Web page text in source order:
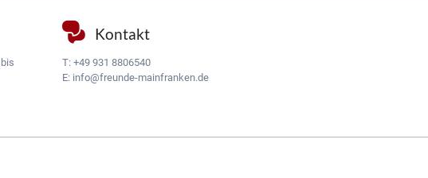
Kontakt
T: +49 931 8806540
E: info@freunde-mainfranken.de